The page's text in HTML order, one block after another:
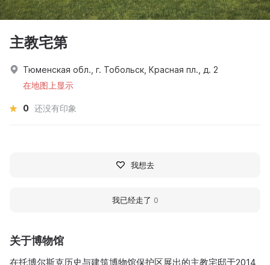
关于博物馆
在托博尔斯克历史与建筑博物馆保护区展出的主教宅邸于2014
主教宅第
Тюменская обл., г. Тобольск, Красная пл., д. 2
在地图上显示
0 还没有印象
我想去
我已经走了 0